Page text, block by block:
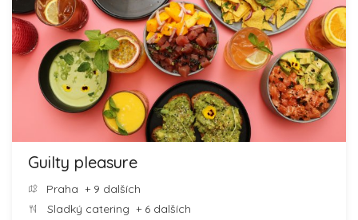
Guilty pleasure
Praha + 9 dalších
Sladký catering + 6 dalších